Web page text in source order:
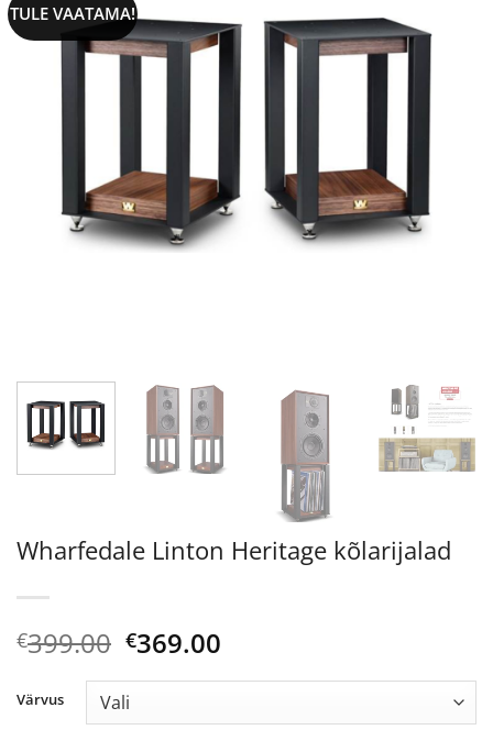
TULE VAATAMA!
Wharfedale Linton Heritage kõlarijalad
€399.00 Algne
oli:
€399.00.
€369.00
€369.00.
Värvus